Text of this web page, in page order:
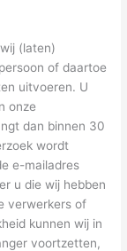
(laten)
of daartoe
uitvoeren. U
onze
dan binnen 30
wordt
e-mailadres
u die wij hebben
verwerkers of
kunnen wij in
voortzetten,